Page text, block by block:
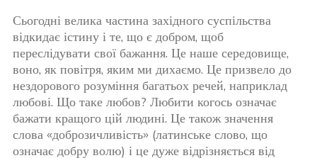
Сьогодні велика частина західного суспільства
відкидає істину і те, що є добром, щоб
переслідувати свої бажання. Це наше середовище,
воно, як повітря, яким ми дихаємо. Це призвело до
нездорового розуміння багатьох речей, наприклад
любові. Що таке любов? Любити когось означає
бажати кращого цій людині. Це також значення
слова «доброзичливість» (латинське слово, що
означає добру волю) і це дуже відрізняється від